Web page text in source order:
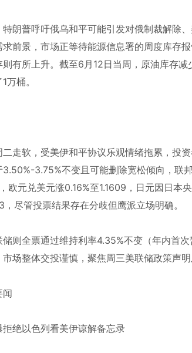
特朗普呼吁俄乌和平可能引发对俄制裁解除
求前景，市场正等待能源信息署的周度库存
则有所上升。截至6月12日当周，原油库存
万桶。
二走软，受美伊和平协议乐观情绪拖累，投
3.50%-3.75%不变且可能删除宽松倾向，联
欧元兑美元涨0.16%至1.1609，日元因日本
，尽管投票结果存在分歧但鹰派立场明确。
储则全票通过维持利率4.35%不变（年内首
场整体交投谨慎，聚焦周三美联储政策声明
闻
拒绝以色列看美伊谅解备忘录